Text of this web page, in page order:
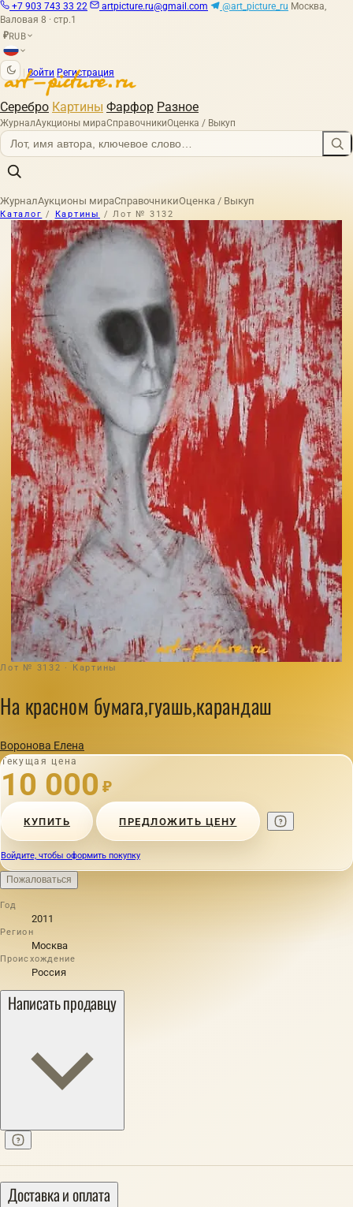
+7 903 743 33 22 artpicture.ru@gmail.com @art_picture_ru Москва,
Валовая 8 · стр.1
₽RUB
Войти Регистрация
Серебро Картины Фарфор Разное
ЖурналАукционы мираСправочникиОценка / Выкуп
ЖурналАукционы мираСправочникиОценка / Выкуп
Каталог / Картины / Лот № 3132
Лот № 3132 · Картины
На красном бумага,гуашь,карандаш
Воронова Елена
Текущая цена
10 000 ₽
КУПИТЬ ПРЕДЛОЖИТЬ ЦЕНУ
Войдите, чтобы оформить покупку
Пожаловаться
Год
2011
Регион
Москва
Происхождение
Россия
Написать продавцу
Доставка и оплата